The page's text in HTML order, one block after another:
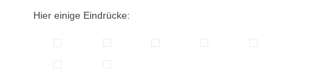
Hier einige Eindrücke: